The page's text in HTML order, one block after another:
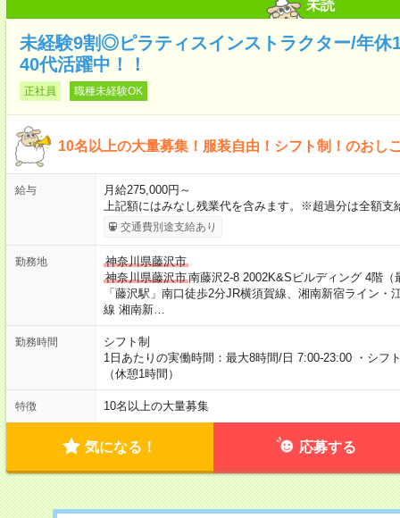
未読
未経験9割◎ピラティスインストラクター/年休
40代活躍中！！
正社員 職種未経験OK
10名以上の大量募集！服装自由！シフト制！のおし
給与
月給275,000円～
上記額にはみなし残業代を含みます。※超過分は全額
交通費別途支給あり
勤務地
神奈川県藤沢市
神奈川県藤沢市南藤沢2-8 2002K&Sビルディング 4階
「藤沢駅」南口徒歩2分JR横須賀線、湘南新宿ライン
線 湘南新…
勤務時間
シフト制
1日あたりの実働時間：最大8時間/日 7:00-23:00 ・シ
（休憩1時間）
特徴 10名以上の大量募集
気になる！ 応募する